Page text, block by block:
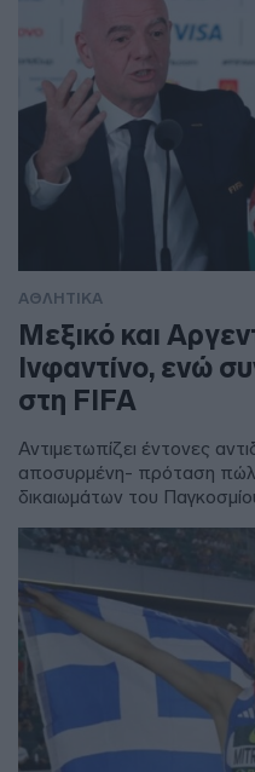
ΑΘΛΗΤΙΚΑ
Μεξικό και
Ινφαντίνο, ενώ
στη FIFA
Αντιμετωπίζει έντονες
αποσυρμένη- πρόταση
δικαιωμάτων του